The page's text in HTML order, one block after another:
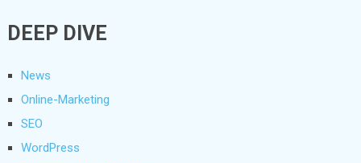
DEEP DIVE
News
Online-Marketing
SEO
WordPress